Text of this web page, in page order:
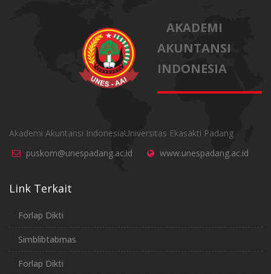
AKADEMI
AKUNTANSI
INDONESIA
Akademi Akuntansi IndonesiaUniversitas Ekasakti Padang
puskom@unespadang.ac.id
www.unespadang.ac.id
Link Terkait
Forlap Dikti
Simblibtabmas
Forlap Dikti